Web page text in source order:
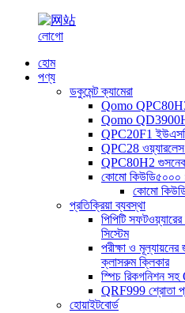
হোম
পণ্য
ডকুমেন্ট ক্যামেরা
Qomo QPC80H3
Qomo
QPC20F1 ইউএসবি
QPC28 ওয়্যারলেস
QPC80H2 গুসনেক
কোমো কিউডি৫০০০
কোমো
প্রতিক্রিয়া ব্যবস্থা
পিপিটি
সিস্টেম
পরীক্ষা ও
ক্লাসরুম ক্লিকার
স্পিচ রিকগনিশন সহ
QRF999 শ্রোতা
হোয়াইটবোর্ড